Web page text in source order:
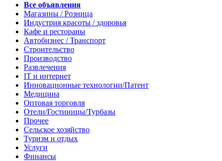
Все объявления
Магазины / Розница
Индустрия красоты / здоровья
Кафе и рестораны
Автобизнес / Транспорт
Строительство
Производство
Развлечения
IT и интернет
Инновационные технологии/Патент
Медицина
Оптовая торговля
Отели/Гостиницы/Турбазы
Прочее
Сельское хозяйство
Туризм и отдых
Услуги
Финансы